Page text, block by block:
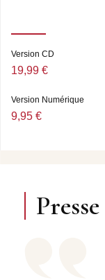
Version CD
19,99 €
Version Numérique
9,95 €
Presse